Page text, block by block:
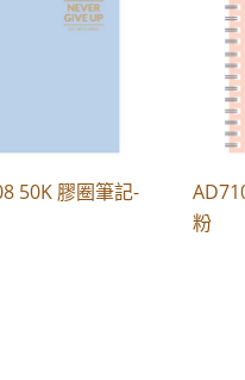
50K 膠圈筆記-
粉